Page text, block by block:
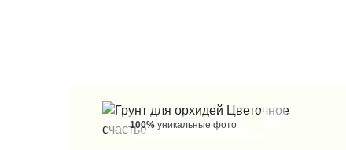
100% уникальные фото